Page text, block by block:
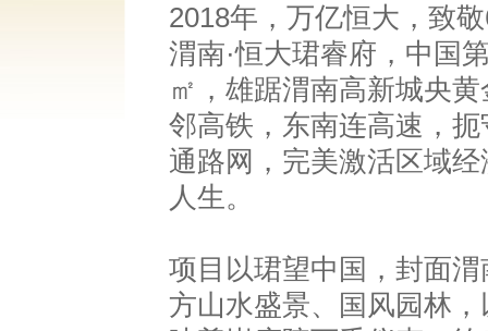
2018年，万亿恒大，致
渭南·恒大珺睿府，中国
㎡，雄踞渭南高新城央
邻高铁，东南连高速，
通路网，完美激活区域
人生。
项目以珺望中国，封面
方山水盛景、国风园林